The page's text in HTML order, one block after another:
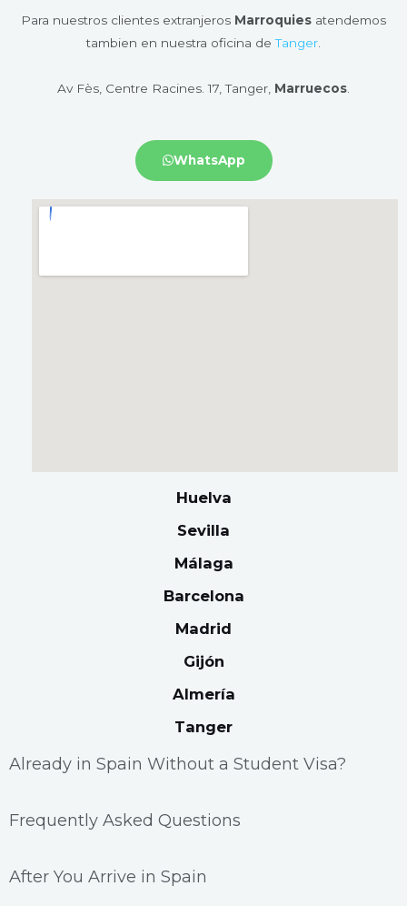
Para nuestros clientes extranjeros Marroquies atendemos
tambien en nuestra oficina deTanger
Av Fès, Centre Racines. 17, Tanger, Marruecos
WhatsApp
Huelva
Sevilla
Málaga
Barcelona
Madrid
Gijón
Almería
Tanger
Already in Spain Without a Student Visa?
Frequently Asked Questions
After You Arrive in Spain